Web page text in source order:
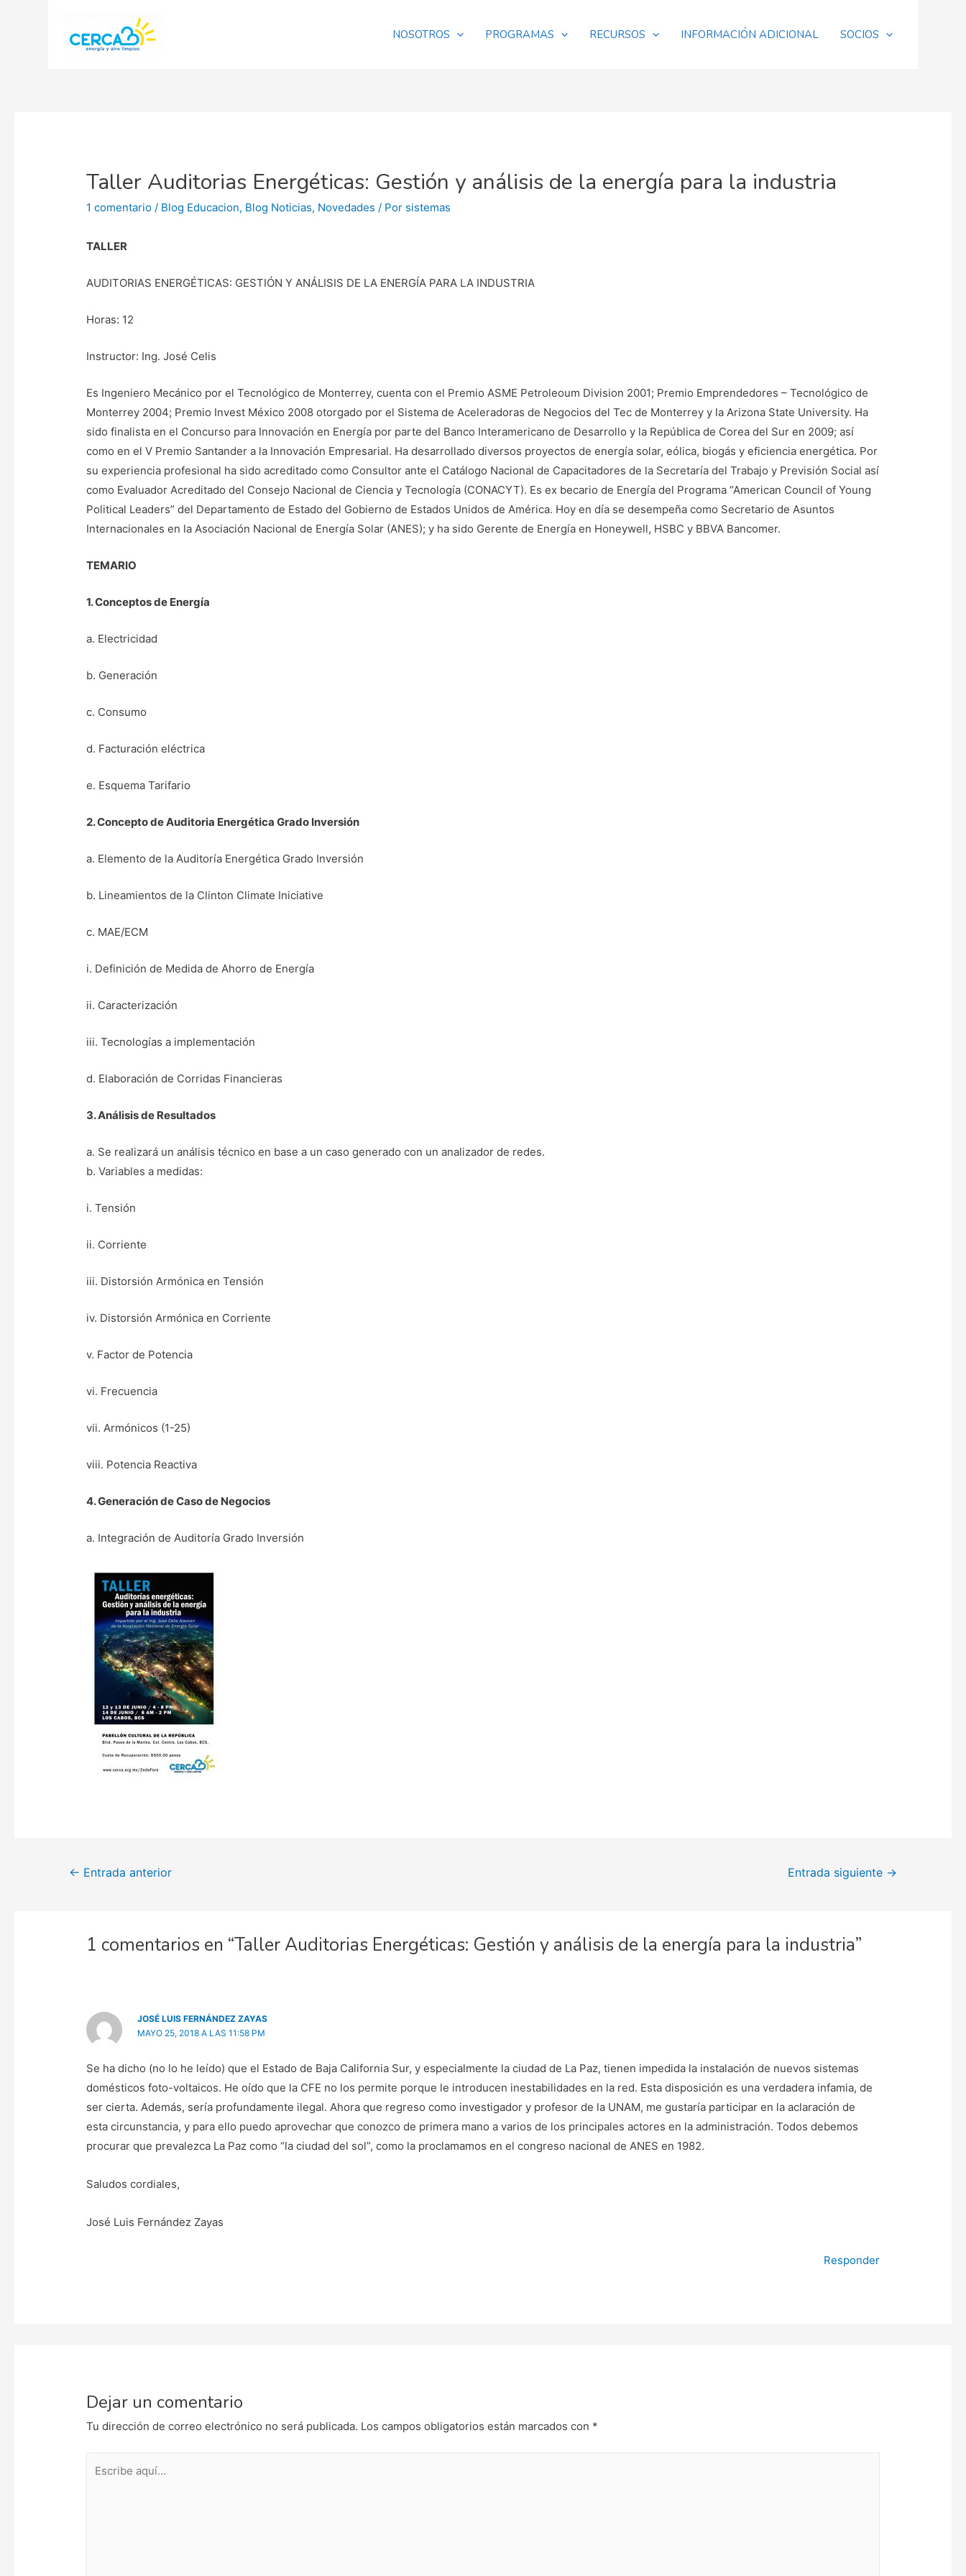
NOSOTROS PROGRAMAS RECURSOS INFORMACIÓN ADICIONAL SOCIOS
Taller Auditorias Energéticas: Gestión y análisis de la energía para la industria
1 comentario / Blog Educacion, Blog Noticias, Novedades / Por sistemas
TALLER
AUDITORIAS ENERGÉTICAS: GESTIÓN Y ANÁLISIS DE LA ENERGÍA PARA LA INDUSTRIA
Horas: 12
Instructor: Ing. José Celis
Es Ingeniero Mecánico por el Tecnológico de Monterrey, cuenta con el Premio ASME Petroleoum Division 2001; Premio Emprendedores – Tecnológico de
Monterrey 2004; Premio Invest México 2008 otorgado por el Sistema de Aceleradoras de Negocios del Tec de Monterrey y la Arizona State University. Ha
sido finalista en el Concurso para Innovación en Energía por parte del Banco Interamericano de Desarrollo y la República de Corea del Sur en 2009; así
como en el V Premio Santander a la Innovación Empresarial. Ha desarrollado diversos proyectos de energía solar, eólica, biogás y eficiencia energética. Por
su experiencia profesional ha sido acreditado como Consultor ante el Catálogo Nacional de Capacitadores de la Secretaría del Trabajo y Previsión Social así
como Evaluador Acreditado del Consejo Nacional de Ciencia y Tecnología (CONACYT). Es ex becario de Energía del Programa “American Council of Young
Political Leaders” del Departamento de Estado del Gobierno de Estados Unidos de América. Hoy en día se desempeña como Secretario de Asuntos
Internacionales en la Asociación Nacional de Energía Solar (ANES); y ha sido Gerente de Energía en Honeywell, HSBC y BBVA Bancomer.
TEMARIO
1. Conceptos de Energía
a. Electricidad
b. Generación
c. Consumo
d. Facturación eléctrica
e. Esquema Tarifario
2. Concepto de Auditoria Energética Grado Inversión
a. Elemento de la Auditoría Energética Grado Inversión
b. Lineamientos de la Clinton Climate Iniciative
c. MAE/ECM
i. Definición de Medida de Ahorro de Energía
ii. Caracterización
iii. Tecnologías a implementación
d. Elaboración de Corridas Financieras
3. Análisis de Resultados
a. Se realizará un análisis técnico en base a un caso generado con un analizador de redes.
b. Variables a medidas:
i. Tensión
ii. Corriente
iii. Distorsión Armónica en Tensión
iv. Distorsión Armónica en Corriente
v. Factor de Potencia
vi. Frecuencia
vii. Armónicos (1-25)
viii. Potencia Reactiva
4. Generación de Caso de Negocios
a. Integración de Auditoría Grado Inversión
Navegación
← Entrada anterior Entrada siguiente →
1 comentarios en “Taller Auditorias Energéticas: Gestión y análisis de la energía para la industria”
JOSÉ LUIS FERNÁNDEZ ZAYAS
MAYO 25, 2018 A LAS 11:58 PM
Se ha dicho (no lo he leído) que el Estado de Baja California Sur, y especialmente la ciudad de La Paz, tienen impedida la instalación de nuevos sistemas
domésticos foto-voltaicos. He oído que la CFE no los permite porque le introducen inestabilidades en la red. Esta disposición es una verdadera infamia, de
ser cierta. Además, sería profundamente ilegal. Ahora que regreso como investigador y profesor de la UNAM, me gustaría participar en la aclaración de
esta circunstancia, y para ello puedo aprovechar que conozco de primera mano a varios de los principales actores en la administración. Todos debemos
procurar que prevalezca La Paz como “la ciudad del sol”, como la proclamamos en el congreso nacional de ANES en 1982.
Saludos cordiales,
José Luis Fernández Zayas
Responder
Dejar un comentario
Tu dirección de correo electrónico no será publicada. Los campos obligatorios están marcados con *